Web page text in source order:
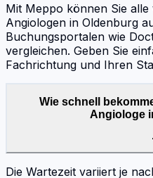
Mit Meppo können Sie
Angiologen in Oldenburg
Buchungsportalen wie
vergleichen. Geben Sie
Fachrichtung und Ihren
Wie schnell
Angiologe
Die Wartezeit variiert je